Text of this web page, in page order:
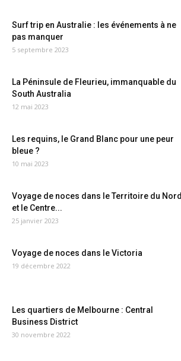
Surf trip en Australie : les événements à ne
pas manquer
5 septembre 2023
La Péninsule de Fleurieu, immanquable du
South Australia
12 mai 2023
Les requins, le Grand Blanc pour une peur
bleue ?
10 mai 2023
Voyage de noces dans le Territoire du Nord
et le Centre...
25 janvier 2023
Voyage de noces dans le Victoria
19 décembre 2022
Les quartiers de Melbourne : Central
Business District
30 novembre 2022